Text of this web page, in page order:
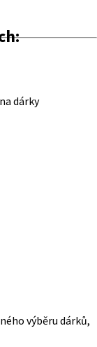
dárky
výběru dárků,